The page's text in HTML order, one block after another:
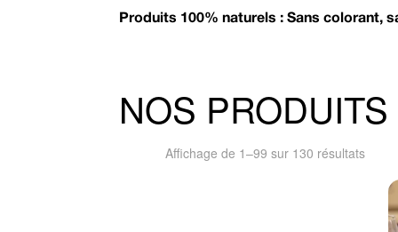
Produits 100% naturels : Sans colorant,
NOS PRODUITS
Affichage de 1–99 sur 130 résultatsTrié